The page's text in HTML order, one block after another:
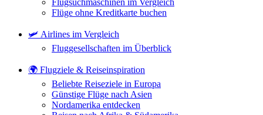
Flüge ohne Kreditkarte buchen
🛩️ Airlines im Vergleich
Fluggesellschaften im Überblick
🌍 Flugziele & Reiseinspiration
Beliebte Reiseziele in Europa
Günstige Flüge nach Asien
Nordamerika entdecken